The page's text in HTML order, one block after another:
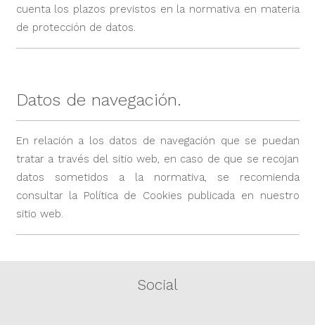
cuenta los plazos previstos en la normativa en materia
de protección de datos.
Datos de navegación.
En relación a los datos de navegación que se puedan
tratar a través del sitio web, en caso de que se recojan
datos sometidos a la normativa, se recomienda
consultar la Política de Cookies publicada en nuestro
sitio web.
Social